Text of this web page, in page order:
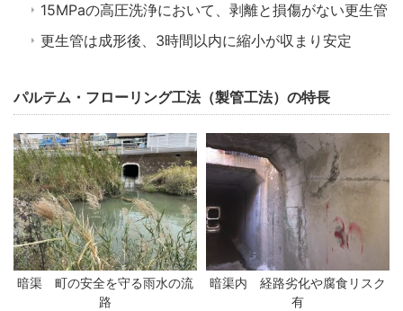
15MPaの高圧洗浄において、剥離と損傷がない更生管
更生管は成形後、3時間以内に縮小が収まり安定
パルテム・フローリング工法（製管工法）の特長
暗渠 町の安全を守る雨水の流
路
暗渠内 経路劣化や腐食リスク
有